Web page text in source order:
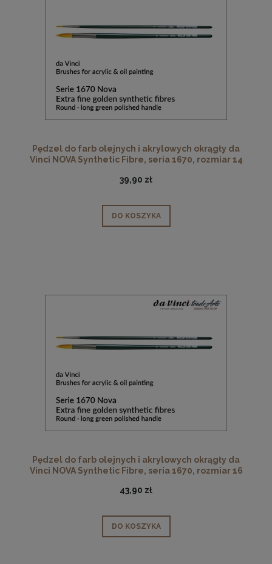
Pędzel do farb olejnych i akrylowych okrągły da
Vinci NOVA Synthetic Fibre, seria 1670, rozmiar 14
39,90 zł
DO KOSZYKA
Pędzel do farb olejnych i akrylowych okrągły da
Vinci NOVA Synthetic Fibre, seria 1670, rozmiar 16
43,90 zł
DO KOSZYKA